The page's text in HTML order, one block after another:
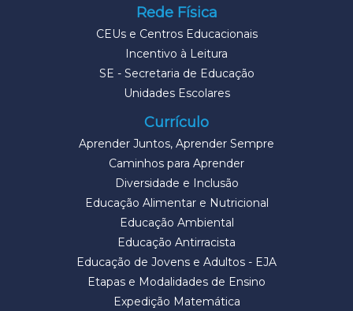
Rede Física
CEUs e Centros Educacionais
Incentivo à Leitura
SE - Secretaria de Educação
Unidades Escolares
Currículo
Aprender Juntos, Aprender Sempre
Caminhos para Aprender
Diversidade e Inclusão
Educação Alimentar e Nutricional
Educação Ambiental
Educação Antirracista
Educação de Jovens e Adultos - EJA
Etapas e Modalidades de Ensino
Expedição Matemática